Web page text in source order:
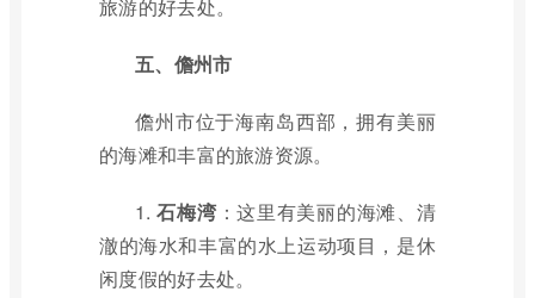
旅游的好去处。
五、儋州市
儋州市位于海南岛西部，拥有美丽
的海滩和丰富的旅游资源。
1.石梅湾 ：这里有美丽的海滩、清
澈的海水和丰富的水上运动项目，是休
闲度假的好去处。